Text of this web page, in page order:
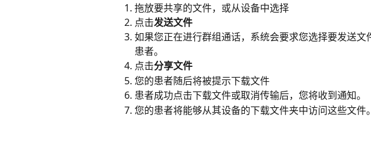
拖放要共享的文件，或从设备中选择
点击发送文件
如果您正在进行群组通话，系统会要求您选择要发送
患者。
点击分享文件
您的患者随后将被提示下载文件
患者成功点击下载文件或取消传输后，您将收到通知。
您的患者将能够从其设备的下载文件夹中访问这些文件。